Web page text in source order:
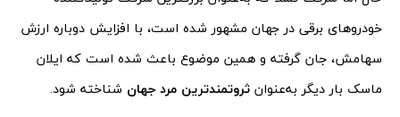
خودروهای برقی در جهان مشهور شده است، با افزایش دوباره ارزش
سهامش، جان گرفته و همین‌ موضوع باعث شده است که ایلان
ماسک بار دیگر به‌عنوان ثروتمندترین مرد جهان شناخته شود.